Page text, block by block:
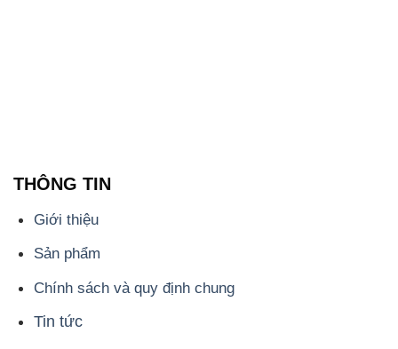
THÔNG TIN
Giới thiệu
Sản phẩm
Chính sách và quy định chung
Tin tức